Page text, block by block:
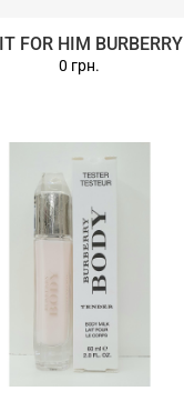
FOR HIM BURBERRY
0 грн.